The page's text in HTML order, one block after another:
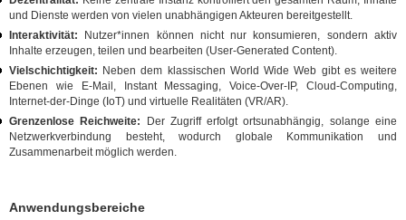
und Dienste werden von vielen unabhängigen Akteuren bereitgestellt.
Interaktivität: Nutzer*innen können nicht nur konsumieren, sondern aktiv
Inhalte erzeugen, teilen und bearbeiten (User‑Generated Content).
Vielschichtigkeit: Neben dem klassischen World Wide Web gibt es weitere
Ebenen wie E‑Mail, Instant Messaging, Voice‑Over‑IP, Cloud‑Computing,
Internet‑der‑Dinge (IoT) und virtuelle Realitäten (VR/AR).
Grenzenlose Reichweite: Der Zugriff erfolgt ortsunabhängig, solange eine
Netzwerkverbindung besteht, wodurch globale Kommunikation und
Zusammenarbeit möglich werden.
Anwendungsbereiche